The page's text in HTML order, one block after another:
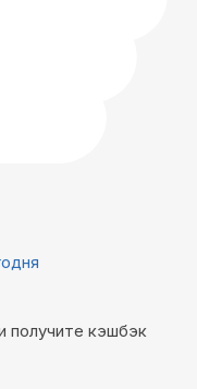
получите кэшбэк